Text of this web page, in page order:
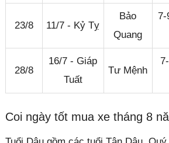
23/8 11/7 - Kỷ Tỵ
Bảo
Quang
7-
28/8
16/7 - Giáp
Tuất
Tư Mệnh
Coi ngày tốt mua xe tháng 8